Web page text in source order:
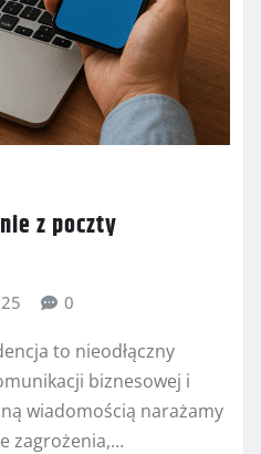
z poczty
0
to nieodłączny
biznesowej i
wiadomością narażamy
zagrożenia,…